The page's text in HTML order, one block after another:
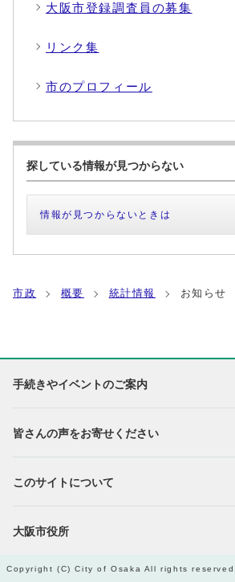
大阪市登録調査員の募集
リンク集
市のプロフィール
探している情報が見つからない
情報が見つからないときは
市政 概要 統計情報 お知らせ
手続きやイベントのご案内
皆さんの声をお寄せください
このサイトについて
大阪市役所
Copyright (C) City of Osaka All rights reserved.